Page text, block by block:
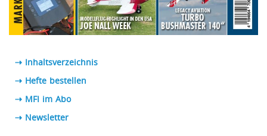
⇢ Inhaltsverzeichnis
⇢ Hefte bestellen
⇢ MFI im Abo
⇢ Newsletter